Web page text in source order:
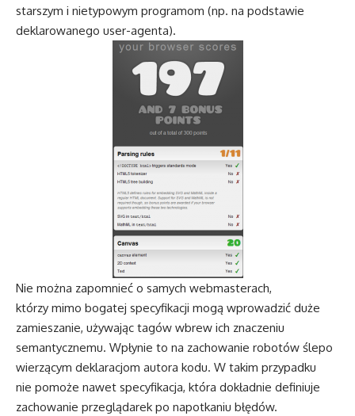
starszym i nietypowym programom (np. na podstawie
deklarowanego user-agenta).
Nie można zapomnieć o samych webmasterach,
którzy mimo bogatej specyfikacji mogą wprowadzić duże
zamieszanie, używając tagów wbrew ich znaczeniu
semantycznemu. Wpłynie to na zachowanie robotów ślepo
wierzącym deklaracjom autora kodu. W takim przypadku
nie pomoże nawet specyfikacja, która dokładnie definiuje
zachowanie przeglądarek po napotkaniu błędów.